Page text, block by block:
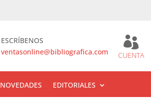
ESCRÍBENOS
ventasonline@bibliografica.com

CUENTA
NOVEDADES EDITORIALES